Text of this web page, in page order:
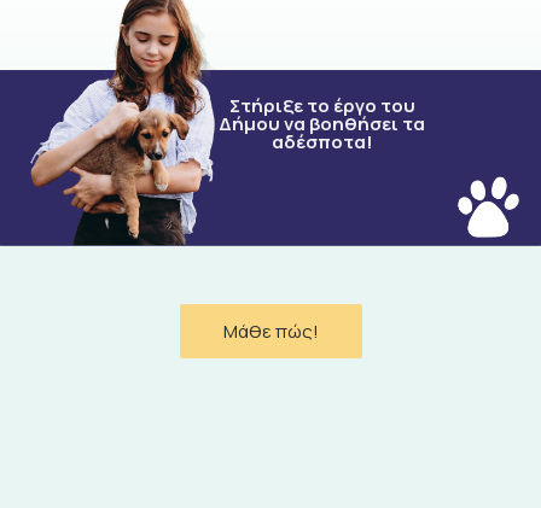
Στήριξε το έργο του
Δήμου να βοηθήσει τα
αδέσποτα!
Μάθε πώς!